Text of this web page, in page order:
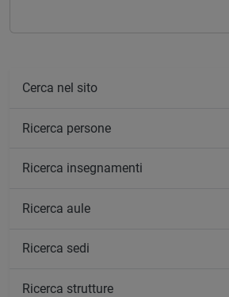
Cerca nel sito
Ricerca persone
Ricerca insegnamenti
Ricerca aule
Ricerca sedi
Ricerca strutture